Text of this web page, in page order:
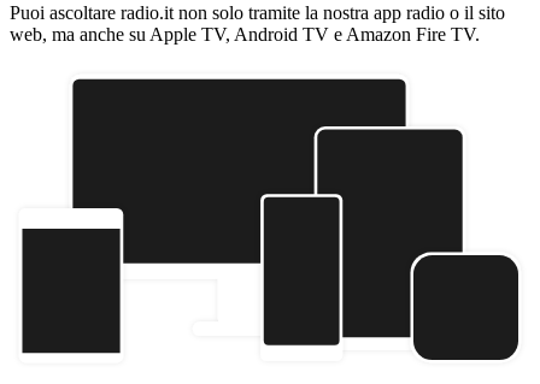
Puoi ascoltare radio.it non solo tramite la nostra app radio o il sito
web, ma anche su Apple TV, Android TV e Amazon Fire TV.